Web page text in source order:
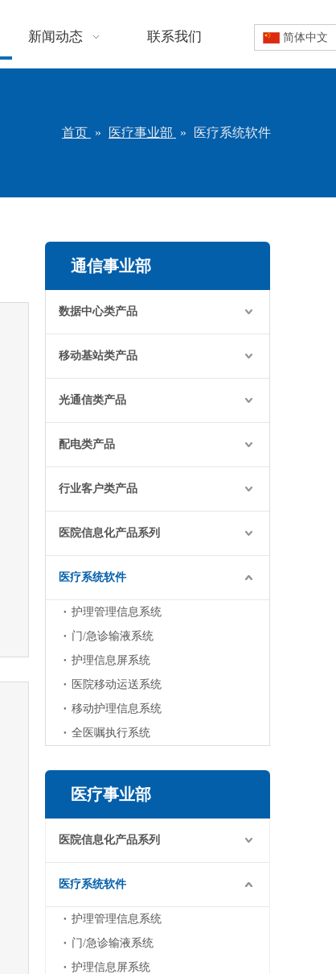
新闻动态 联系我们 简体中文
首页 » 医疗事业部 » 医疗系统软件
通信事业部
数据中心类产品
移动基站类产品
光通信类产品
配电类产品
行业客户类产品
医院信息化产品系列
医疗系统软件
护理管理信息系统
门/急诊输液系统
护理信息屏系统
医院移动运送系统
移动护理信息系统
全医嘱执行系统
医疗事业部
医院信息化产品系列
医疗系统软件
护理管理信息系统
门/急诊输液系统
护理信息屏系统